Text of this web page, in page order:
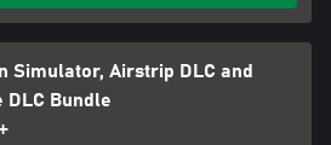
Simulator, Airstrip DLC and
DLC Bundle